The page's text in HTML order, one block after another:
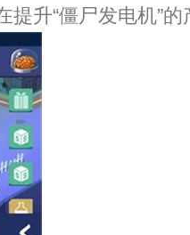
提升“僵尸发电机”